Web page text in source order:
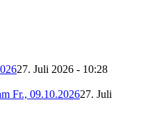
27. Juli 2026 - 10:28
Fr., 09.10.202627. Juli